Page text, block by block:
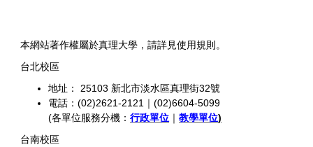
本網站著作權屬於真理大學，請詳見使用規則。
台北校區
地址： 25103 新北市淡水區真理街32號
電話：(02)2621-2121｜(02)6604-5099
(各單位服務分機： 行政單位 ｜ 教學單位)
台南校區